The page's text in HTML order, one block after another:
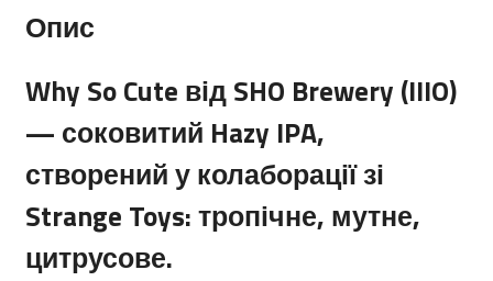
Опис
Why So Cute від SHO Brewery (IIIO)
— соковитий Hazy IPA,
створений у колаборації зі
Strange Toys: тропічне, мутне,
цитрусове.